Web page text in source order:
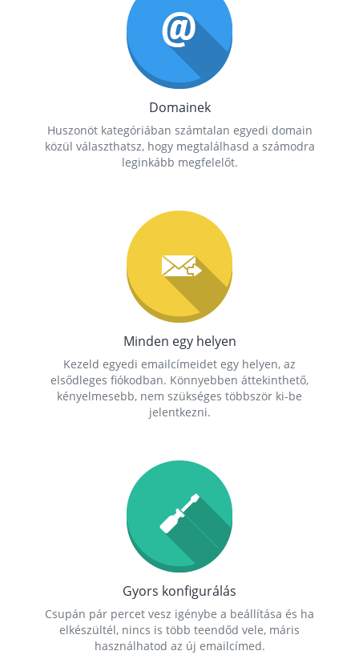
Domainek
Huszonöt kategóriában számtalan egyedi domain
közül választhatsz, hogy megtalálhasd a számodra
leginkább megfelelőt.
Minden egy helyen
Kezeld egyedi emailcímeidet egy helyen, az
elsődleges fiókodban. Könnyebben áttekinthető,
kényelmesebb, nem szükséges többször ki-be
jelentkezni.
Gyors konfigurálás
Csupán pár percet vesz igénybe a beállítása és ha
elkészültél, nincs is több teendőd vele, máris
használhatod az új emailcímed.